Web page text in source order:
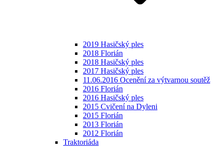
2019 Hasičský ples
2018 Florián
2018 Hasičský ples
2017 Hasičský ples
11.06.2016 Ocenění za výtvarnou soutěž
2016 Florián
2016 Hasičský ples
2015 Cvičení na Dyleni
2015 Florián
2013 Florián
2012 Florián
Traktoriáda